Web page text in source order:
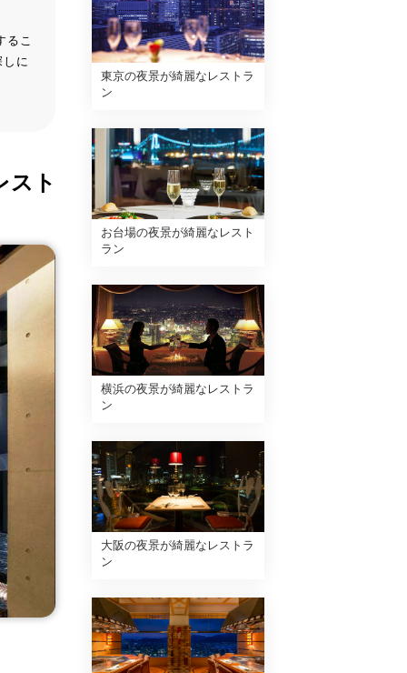
るこ
に
スト
東京の夜景が綺麗なレストラ
ン
お台場の夜景が綺麗なレスト
ラン
横浜の夜景が綺麗なレストラ
ン
大阪の夜景が綺麗なレストラ
ン